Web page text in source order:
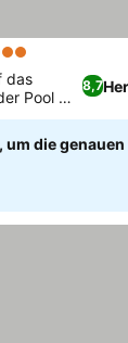
8,7
das
Pool mit
um die